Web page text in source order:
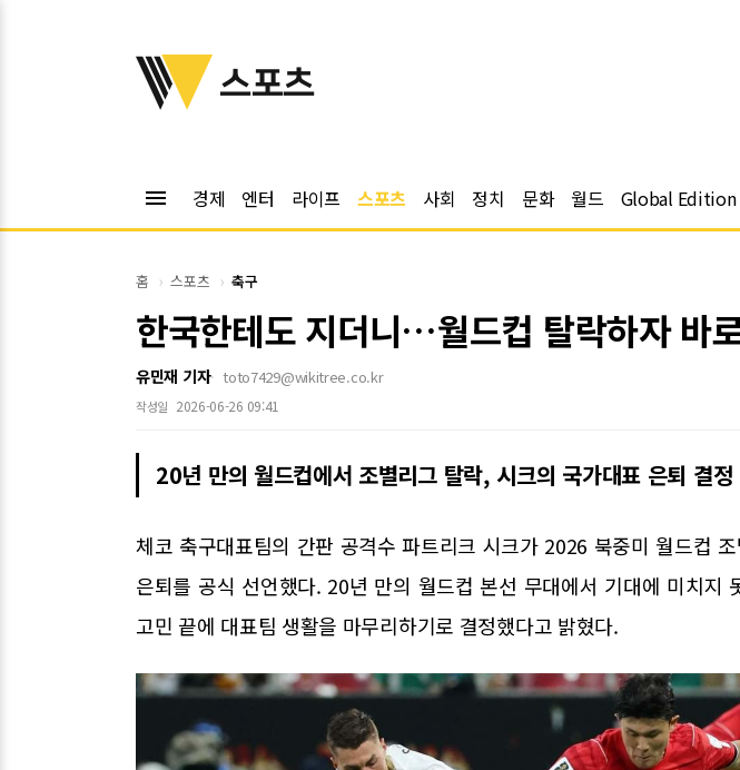
위키트리
스포츠
menu 경제 엔터 라이프 스포츠 사회 정치 문화 월드 Global Edition
홈 스포츠 축구
한국한테도 지더니…월드컵 탈락하자 바
유민재 기자 toto7429@wikitree.co.kr
작성일 2026-06-26 09:41
20년 만의 월드컵에서 조별리그 탈락, 시크의 국가대표 은퇴 결정
체코 축구대표팀의 간판 공격수 파트리크 시크가 2026 북중미 월드컵
은퇴를 공식 선언했다. 20년 만의 월드컵 본선 무대에서 기대에 미치지
고민 끝에 대표팀 생활을 마무리하기로 결정했다고 밝혔다.